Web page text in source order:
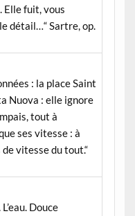
Elle fuit, vous
détail…“ Sartre, op.
: la place Saint
Nuova : elle ignore
tout à
ses vitesse : à
de vitesse du tout.“
Douce